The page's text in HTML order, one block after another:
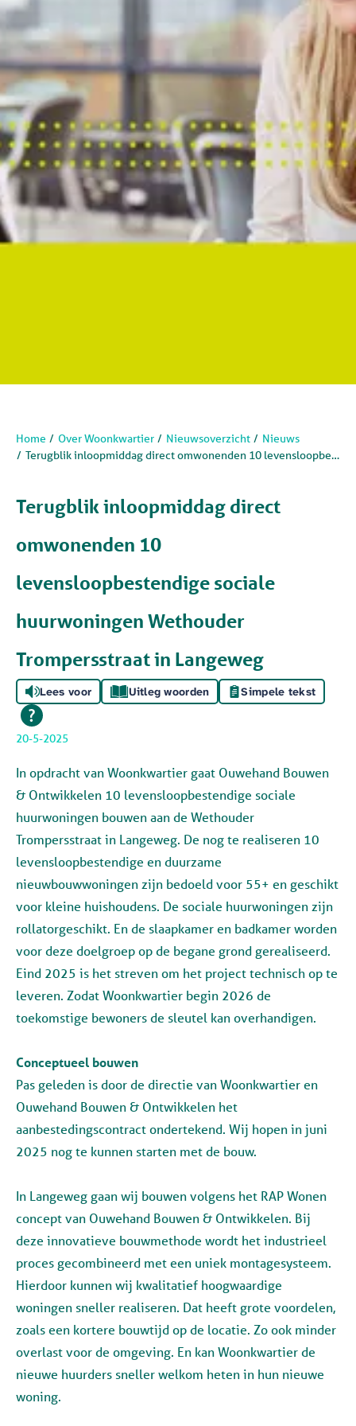
Home Over Woonkwartier Nieuwsoverzicht
Nieuws
Terugblik inloopmiddag direct omwonenden 10 levensloopbestendige sociale huurwoningen Wethouder Trompersstraat in Langeweg
Terugblik inloopmiddag direct
omwonenden 10
levensloopbestendige sociale
huurwoningen Wethouder
Trompersstraat in Langeweg
Lees voor Uitleg woorden Simpele tekst
20-5-2025
In opdracht van Woonkwartier gaat Ouwehand Bouwen
& Ontwikkelen 10 levensloopbestendige sociale
huurwoningen bouwen aan de Wethouder
Trompersstraat in Langeweg. De nog te realiseren 10
levensloopbestendige en duurzame
nieuwbouwwoningen zijn bedoeld voor 55+ en geschikt
voor kleine huishoudens. De sociale huurwoningen zijn
rollatorgeschikt. En de slaapkamer en badkamer worden
voor deze doelgroep op de begane grond gerealiseerd.
Eind 2025 is het streven om het project technisch op te
leveren. Zodat Woonkwartier begin 2026 de
toekomstige bewoners de sleutel kan overhandigen.
Conceptueel bouwen
Pas geleden is door de directie van Woonkwartier en
Ouwehand Bouwen & Ontwikkelen het
aanbestedingscontract ondertekend. Wij hopen in juni
2025 nog te kunnen starten met de bouw.
In Langeweg gaan wij bouwen volgens het RAP Wonen
concept van Ouwehand Bouwen & Ontwikkelen. Bij
deze innovatieve bouwmethode wordt het industrieel
proces gecombineerd met een uniek montagesysteem.
Hierdoor kunnen wij kwalitatief hoogwaardige
woningen sneller realiseren. Dat heeft grote voordelen,
zoals een kortere bouwtijd op de locatie. Zo ook minder
overlast voor de omgeving. En kan Woonkwartier de
nieuwe huurders sneller welkom heten in hun nieuwe
woning.